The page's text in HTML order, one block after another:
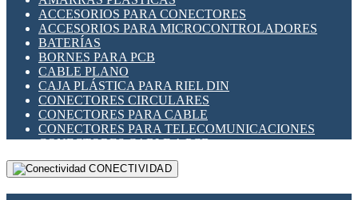
INDICADORES PARA PANEL
INTERFACES DE RELÉ
INTERRUPTORES FIN DE CARRERA
LLAVES CONMUTADORAS
MEDIDORES DE ENERGÍA Y TC'S DE CORRIENTE
MOTORES PASO A PASO
PANTALLAS HMI
PLC -CONTROLADORES LÓGICO PROGRAMABLES
PROGRAMADORES DE HORARIO
RELÉS DE PROTECCIÓN
SENSORES CAPACITIVOS
ACCESORIOS PARA CONECTORES
ACCESORIOS PARA MICROCONTROLADORES
BATERÍAS
BORNES PARA PCB
CABLE PLANO
CAJA PLÁSTICA PARA RIEL DIN
CONECTORES CIRCULARES
CONECTORES PARA CABLE
CONECTORES PARA TELECOMUNICACIONES
CONECTORES CABLE A PCB
CONECTORES PCB A CABLE
DIP SWITCHESCONECTIVIDAD